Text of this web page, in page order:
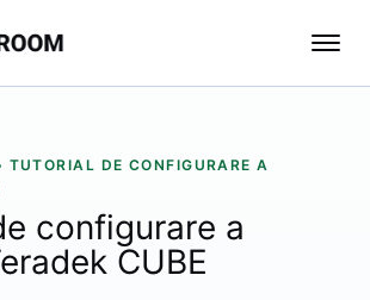
TUTORIAL DE CONFIGURARE A
configurare a
CUBE